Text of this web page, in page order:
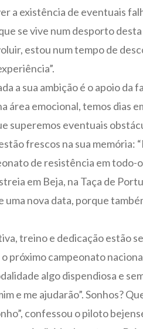
a existência de eventuais
se vive num desporto
estou num tempo de
a sua ambição é o apoio da
emocional, temos dias
superemos eventuais
frescos na sua memória:
de resistência em
em Beja, na Taça de
uma nova data, porque
treino e dedicação estão
próximo campeonato
algo dispendiosa e
e me ajudarão”. Sonhos?
confessou o piloto